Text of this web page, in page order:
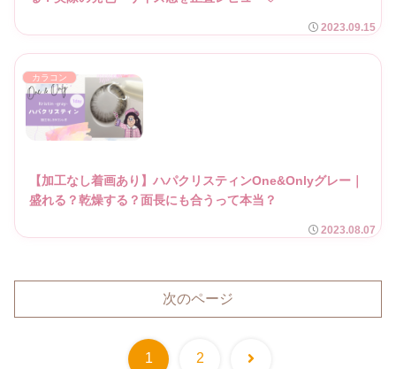
2023.09.15
カラコン
【加工なし着画あり】ハパクリスティンOne&Onlyグレー｜
盛れる？乾燥する？面長にも合うって本当？
2023.08.07
次のページ
1 2 次